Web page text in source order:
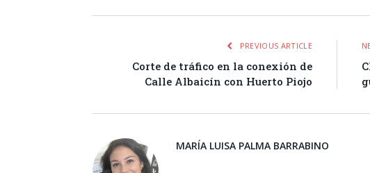
PREVIOUS ARTICLE
Corte de tráfico en la conexión de
Calle Albaicín con Huerto Piojo
MARÍA LUISA PALMA BARRABINO